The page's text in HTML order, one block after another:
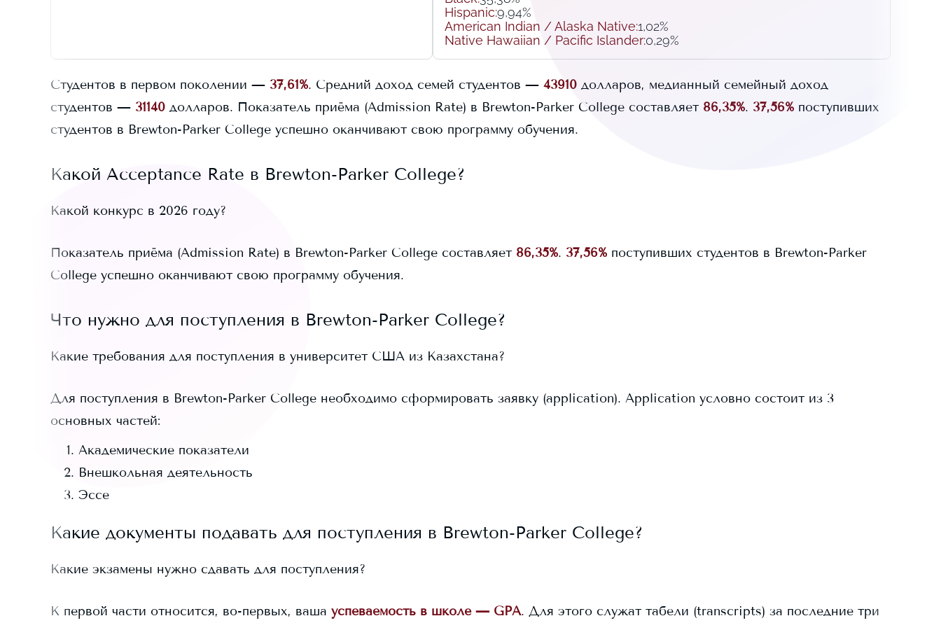
Hispanic:9,94%
American Indian / Alaska Native:1,02%
Native Hawaiian / Pacific Islander:0,29%
Студентов в первом поколении — 37,61%. Средний доход семей студентов — 43910 долларов, медианный семейный доход
студентов — 31140 долларов. Показатель приёма (Admission Rate) в Brewton-Parker College составляет 86,35%. 37,56% поступивших
студентов в Brewton-Parker College успешно оканчивают свою программу обучения.
Какой Acceptance Rate в Brewton-Parker College?
Какой конкурс в 2026 году?
Показатель приёма (Admission Rate) в Brewton-Parker College составляет 86,35%. 37,56% поступивших студентов в Brewton-Parker
College успешно оканчивают свою программу обучения.
Что нужно для поступления в Brewton-Parker College?
Какие требования для поступления в университет США из Казахстана?
Для поступления в Brewton-Parker College необходимо сформировать заявку (application). Application условно состоит из 3
основных частей:
Академические показатели
Внешкольная деятельность
Эссе
Какие документы подавать для поступления в Brewton-Parker College?
Какие экзамены нужно сдавать для поступления?
К первой части относится, во-первых, ваша успеваемость в школе — GPA. Для этого служат табели (transcripts) за последние три